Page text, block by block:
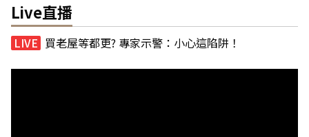
Live直播
買老屋等都更? 專家示警：小心這陷阱！